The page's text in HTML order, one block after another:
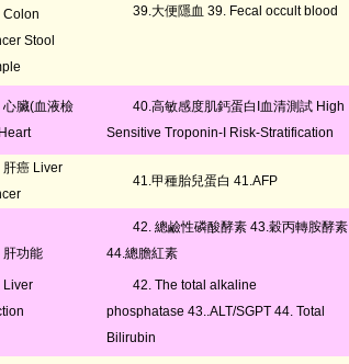
Colon
Stool
39.大便隱血 39. Fecal occult blood
心臟(血液檢
40.高敏感度肌鈣蛋白 血清測試 High
Sensitive Troponin-I Risk-Stratification
肝癌 Liver
41.甲種胎兒蛋白 41.AFP
肝功能
Liver
42. 總鹼性磷酸酵素 43.穀丙轉胺酵素
44.總膽紅素
42. The total alkaline
phosphatase 43..ALT/SGPT 44. Total
Bilirubin